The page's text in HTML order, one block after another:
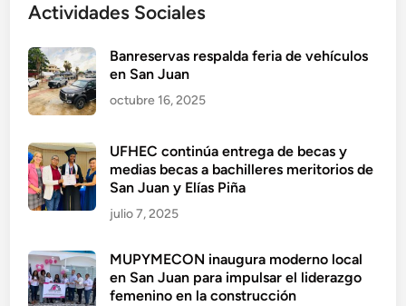
Actividades Sociales
Banreservas respalda feria de vehículos
en San Juan
octubre 16, 2025
UFHEC continúa entrega de becas y
medias becas a bachilleres meritorios de
San Juan y Elías Piña
julio 7, 2025
MUPYMECON inaugura moderno local
en San Juan para impulsar el liderazgo
femenino en la construcción